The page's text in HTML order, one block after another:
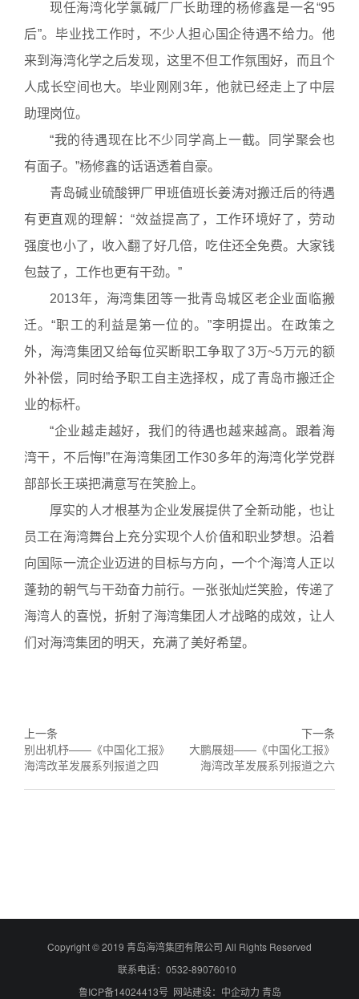
现任海湾化学氯碱厂厂长助理的杨修鑫是一名“95
后”。毕业找工作时，不少人担心国企待遇不给力。他
来到海湾化学之后发现，这里不但工作氛围好，而且个
人成长空间也大。毕业刚刚3年，他就已经走上了中层
助理岗位。
“我的待遇现在比不少同学高上一截。同学聚会也
有面子。”杨修鑫的话语透着自豪。
青岛碱业硫酸钾厂甲班值班长姜涛对搬迁后的待遇
有更直观的理解：“效益提高了，工作环境好了，劳动
强度也小了，收入翻了好几倍，吃住还全免费。大家钱
包鼓了，工作也更有干劲。”
2013年，海湾集团等一批青岛城区老企业面临搬
迁。“职工的利益是第一位的。”李明提出。在政策之
外，海湾集团又给每位买断职工争取了3万~5万元的额
外补偿，同时给予职工自主选择权，成了青岛市搬迁企
业的标杆。
“企业越走越好，我们的待遇也越来越高。跟着海
湾干，不后悔!”在海湾集团工作30多年的海湾化学党群
部部长王瑛把满意写在笑脸上。
厚实的人才根基为企业发展提供了全新动能，也让
员工在海湾舞台上充分实现个人价值和职业梦想。沿着
向国际一流企业迈进的目标与方向，一个个海湾人正以
蓬勃的朝气与干劲奋力前行。一张张灿烂笑脸，传递了
海湾人的喜悦，折射了海湾集团人才战略的成效，让人
们对海湾集团的明天，充满了美好希望。
下一条
大鹏展翅——《中国化工报》
海湾改革发展系列报道之六
上一条
别出机杼——《中国化工报》
海湾改革发展系列报道之四
Copyright © 2019 青岛海湾集团有限公司 All Rights Reserved
联系电话：0532-89076010
鲁ICP备14024413号 网站建设：中企动力 青岛